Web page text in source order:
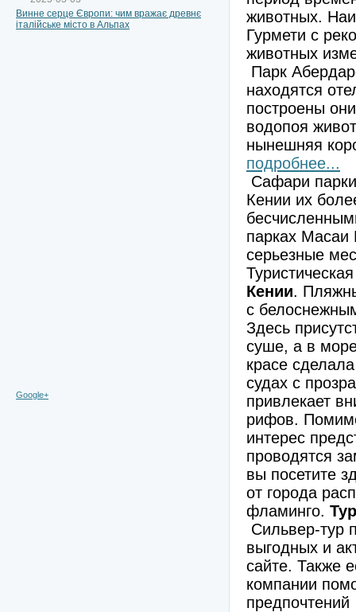
животных.
Гурмети с
животных
Парк
находятся
построены
водопоя
нынешняя
подробнее...
Сафари
Кении их
парках
серьезные
Кении.
с
Здесь
суше, а в
красе
судах с
привлекает
рифов.
интерес
проводятся
вы посетите
от города
фламинго.
Сильвер-тур
выгодных и
сайте. Также
компании
предпочтений
Винне серце Європи: чим вражає древнє
італійське місто в Альпах
Google+